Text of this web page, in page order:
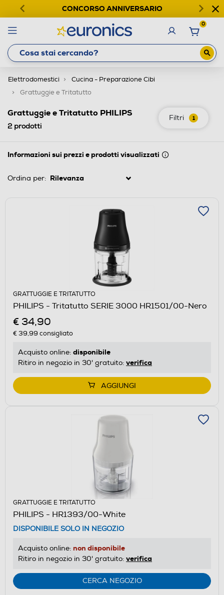
CONCORSO ANNIVERSARIO
0
Elettrodomestici
Cucina - Preparazione Cibi
Grattuggie e Tritatutto
Filtri 1
Grattuggie e Tritatutto PHILIPS
2prodotti
Informazioni sui prezzi e prodotti visualizzati
Ordina per:
GRATTUGGIE E TRITATUTTO
PHILIPS - Tritatutto SERIE 3000 HR1501/00-Nero
€ 34,90
€ 39,99 consigliato
Acquisto online: disponibile
Ritiro in negozio in 30' gratuito: verifica
AGGIUNGI
GRATTUGGIE E TRITATUTTO
PHILIPS - HR1393/00-White
DISPONIBILE SOLO IN NEGOZIO
Acquisto online: non disponibile
Ritiro in negozio in 30' gratuito: verifica
CERCA NEGOZIO